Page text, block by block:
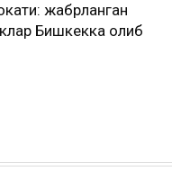
жабрланган
Бишкекка олиб